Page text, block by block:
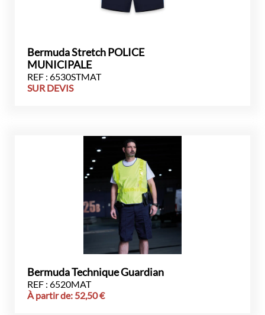
Bermuda Stretch POLICE
MUNICIPALE
REF : 6530STMAT
SUR DEVIS
Bermuda Technique Guardian
REF : 6520MAT
À partir de: 52,50€